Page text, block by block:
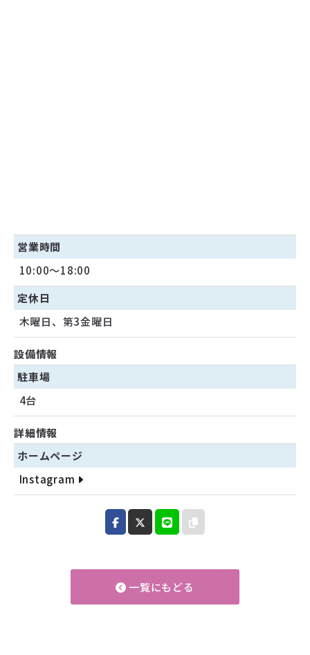
営業時間
10:00〜18:00
定休日
木曜日、第3金曜日
設備情報
駐車場
4台
詳細情報
ホームページ
Instagram
一覧にもどる